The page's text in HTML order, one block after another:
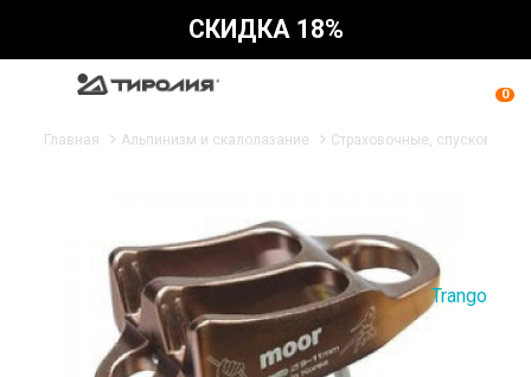
СКИДКА 18%
0
Главная Альпинизм и скалолазание Страховочные, спусковые
Trango